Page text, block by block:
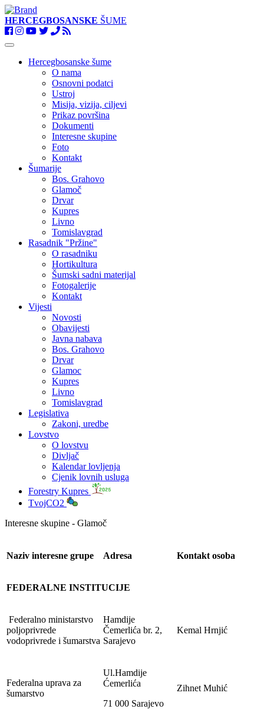
HERCEGBOSANSKE ŠUME
Toggle
navigationHercegbosanske šume
O nama
Osnovni podatci
Ustroj
Misija, vizija, ciljevi
Prikaz površina
Dokumenti
Interesne skupine
Foto
Kontakt
Šumarije
Bos. Grahovo
Glamoč
Drvar
Kupres
Livno
Tomislavgrad
Rasadnik "Pržine"
O rasadniku
Hortikultura
Šumski sadni materijal
Fotogalerije
Kontakt
Vijesti
Novosti
Obavijesti
Javna nabava
Bos. Grahovo
Drvar
Glamoc
Kupres
Livno
Tomislavgrad
Legislativa
Zakoni, uredbe
Lovstvo
O lovstvu
Divljač
Kalendar lovljenja
Cjenik lovnih usluga
Forestry Kupres
TvojCO2
Interesne skupine - Glamoč
Naziv interesne grupe Adresa Kontakt osoba
FEDERALNE INSTITUCIJE
Federalno ministarstvo
poljoprivrede
vodoprivrede i šumarstva
Hamdije
Čemerlića br. 2,
Sarajevo
Kemal Hrnjić
Federalna uprava za
šumarstvo
Ul.Hamdije
Ćemerlića
71 000 Sarajevo
Zihnet Muhić